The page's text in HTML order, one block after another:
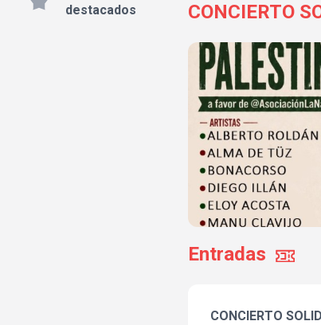
destacados
CONCIERTO
Entradas
CONCIERTO